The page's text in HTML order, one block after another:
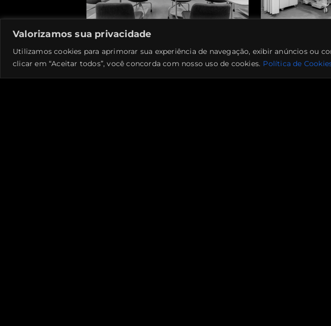
Valorizamos sua privacidade
Utilizamos cookies para aprimorar sua experiência de navegação, exibir anúncios ou
clicar em “Aceitar todos”, você concorda com nosso uso de cookies. Política de